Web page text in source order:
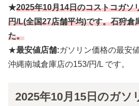
★2025年10月14日のコストコガソ
円/L(全国27店舗平均)です。石狩倉
た。
★最安値店舗:ガソリン価格の最安
沖縄南城倉庫店の153/円/L です。
2025年10月15日のガソ